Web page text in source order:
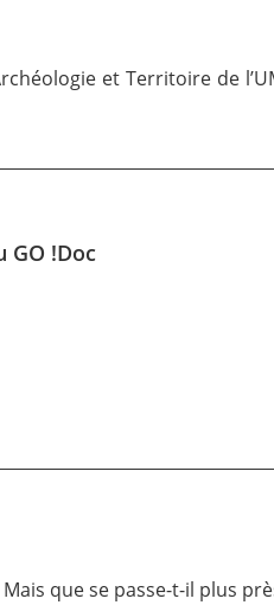
et Territoire de
GO !Doc
que se passe-t-il plus